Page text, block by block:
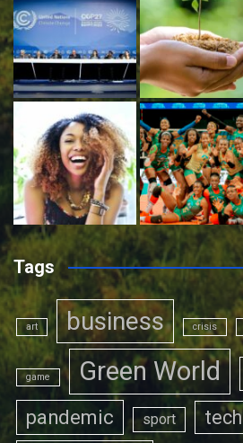
Tags
art business crisis
game Green World
pandemic sport tech